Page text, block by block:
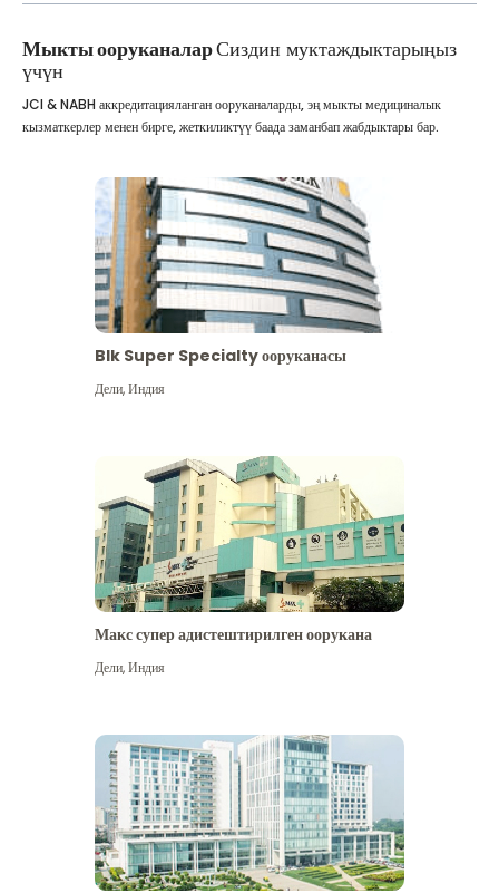
Мыкты ооруканаларСиздин муктаждыктарыңыз
үчүн
JCI & NABH аккредитацияланган ооруканаларды, эң мыкты медициналык
кызматкерлер менен бирге, жеткиликтүү баада заманбап жабдыктары бар.
Blk Super Specialty ооруканасы
Дели,Индия
Макс супер адистештирилген оорукана
Дели,Индия